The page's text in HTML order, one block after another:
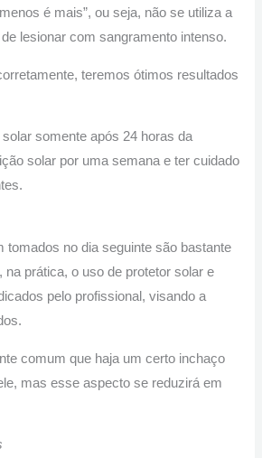
é mais”, ou seja, não se utiliza a
lesionar com sangramento intenso.
teremos ótimos resultados
somente após 24 horas da
solar por uma semana e ter cuidado
tomados no dia seguinte são bastante
na prática, o uso de protetor solar e
pelo profissional, visando a
comum que haja um certo inchaço
mas esse aspecto se reduzirá em